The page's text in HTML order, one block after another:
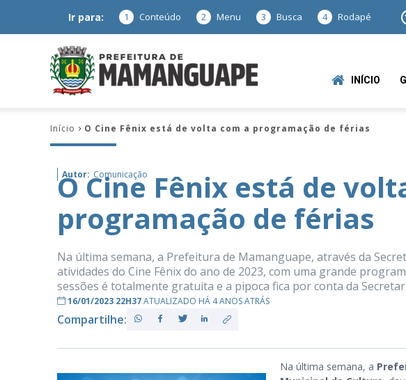
Ir para: 1 Conteúdo 2 Menu 3 Busca 4 Rodapé
Mamanguape
–
INÍCIO
Início O Cine Fênix está de volta com a programação de férias
Autor: Comunicação
O Cine Fênix está de
programação de férias
Na última semana, a Prefeitura de Mamanguape, através da
atividades do Cine Fênix do ano de 2023, com uma grande
sessões é totalmente gratuita e a pipoca fica por conta da
16/01/2023 22H37ATUALIZADO HÁ 4 ANOS ATRÁS
Compartilhe:
Na última semana, a